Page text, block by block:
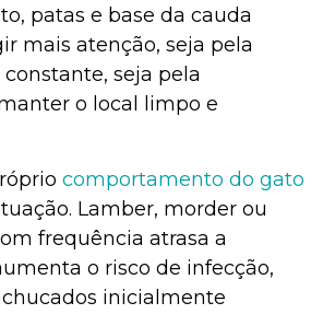
patas e base da cauda
mais atenção, seja pela
seja pela
o local limpo e
comportamento do gato
Lamber, morder ou
frequência atrasa a
o risco de infecção,
inicialmente